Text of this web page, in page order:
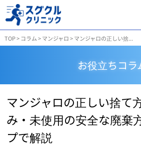
TOP> コラム>マンジャロ>マンジャロの正しい捨...
お役立ちコラ
マンジャロの正しい捨て
み・未使用の安全な廃棄
プで解説